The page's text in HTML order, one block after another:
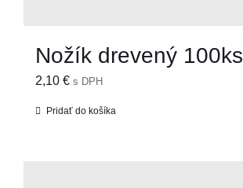
Nožík drevený 100ks
2,10 € s DPH
Pridať do košíka